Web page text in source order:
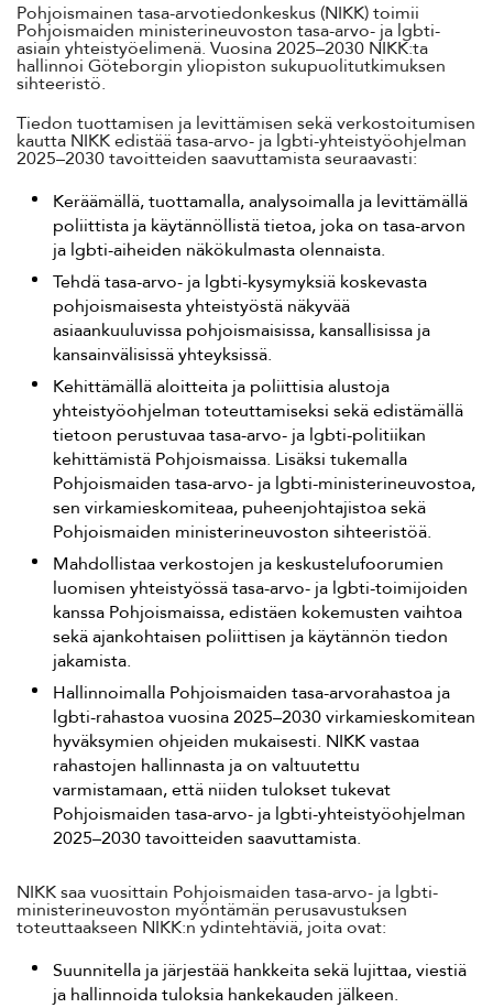
Suomi
Íslenska
Pohjoismainen tasa-arvotiedonkeskus (NIKK) toimii
Pohjoismaiden ministerineuvoston tasa-arvo- ja lgbti-
asiain yhteistyöelimenä. Vuosina 2025–2030 NIKK:ta
hallinnoi Göteborgin yliopiston sukupuolitutkimuksen
sihteeristö.
Tiedon tuottamisen ja levittämisen sekä verkostoitumisen
kautta NIKK edistää tasa-arvo- ja lgbti-yhteistyöohjelman
2025–2030 tavoitteiden saavuttamista seuraavasti:
Keräämällä, tuottamalla, analysoimalla ja levittämällä
poliittista ja käytännöllistä tietoa, joka on tasa-arvon
ja lgbti-aiheiden näkökulmasta olennaista.
Tehdä tasa-arvo- ja lgbti-kysymyksiä koskevasta
pohjoismaisesta yhteistyöstä näkyvää
asiaankuuluvissa pohjoismaisissa, kansallisissa ja
kansainvälisissä yhteyksissä.
Kehittämällä aloitteita ja poliittisia alustoja
yhteistyöohjelman toteuttamiseksi sekä edistämällä
tietoon perustuvaa tasa-arvo- ja lgbti-politiikan
kehittämistä Pohjoismaissa. Lisäksi tukemalla
Pohjoismaiden tasa-arvo- ja lgbti-ministerineuvostoa,
sen virkamieskomiteaa, puheenjohtajistoa sekä
Pohjoismaiden ministerineuvoston sihteeristöä.
Mahdollistaa verkostojen ja keskustelufoorumien
luomisen yhteistyössä tasa-arvo- ja lgbti-toimijoiden
kanssa Pohjoismaissa, edistäen kokemusten vaihtoa
sekä ajankohtaisen poliittisen ja käytännön tiedon
jakamista.
Hallinnoimalla Pohjoismaiden tasa-arvorahastoa ja
lgbti-rahastoa vuosina 2025–2030 virkamieskomitean
hyväksymien ohjeiden mukaisesti. NIKK vastaa
rahastojen hallinnasta ja on valtuutettu
varmistamaan, että niiden tulokset tukevat
Pohjoismaiden tasa-arvo- ja lgbti-yhteistyöohjelman
2025–2030 tavoitteiden saavuttamista.
NIKK saa vuosittain Pohjoismaiden tasa-arvo- ja lgbti-
ministerineuvoston myöntämän perusavustuksen
toteuttaakseen NIKK:n ydintehtäviä, joita ovat:
Suunnitella ja järjestää hankkeita sekä lujittaa, viestiä
ja hallinnoida tuloksia hankekauden jälkeen.